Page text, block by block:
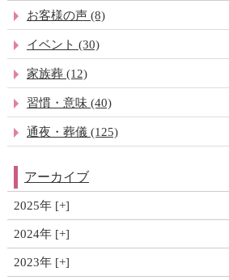
お客様の声 (8)
イベント (30)
家族葬 (12)
習慣・意味 (40)
通夜・葬儀 (125)
アーカイブ
2025年
2024年
2023年